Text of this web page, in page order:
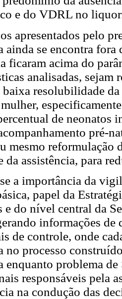
e do VDRL no
apresentados pelo
ainda se encontra
ficaram acima do
analisadas, sejam
baixa resolubilidade
de neonatos
pré-
mesmo reformulação
da assistência, para
a importância da
papel da
e do nível central da
informações de
de controle, onde
no processo
enquanto problema
responsáveis pela
na condução das